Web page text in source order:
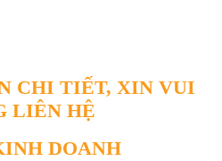
CHI TIẾT, XIN VUI
LIÊN HỆ
DOANH